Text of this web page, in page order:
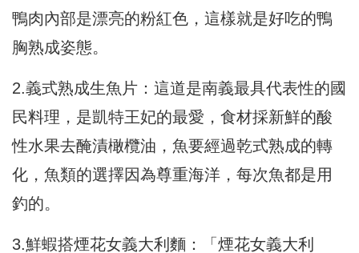
鴨肉內部是漂亮的粉紅色，這樣就是好吃的鴨
胸熟成姿態。
2.義式熟成生魚片：這道是南義最具代表性的國
民料理，是凱特王妃的最愛，食材採新鮮的酸
性水果去醃漬橄欖油，魚要經過乾式熟成的轉
化，魚類的選擇因為尊重海洋，每次魚都是用
釣的。
3.鮮蝦搭煙花女義大利麵：「煙花女義大利